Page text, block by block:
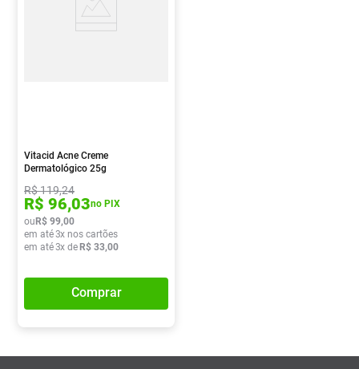
Vitacid Acne Creme
Dermatológico 25g
R$119,24
R$ 96,03no PIX
ouR$ 99,00
em até3x nos cartões
em até3x deR$ 33,00
Comprar